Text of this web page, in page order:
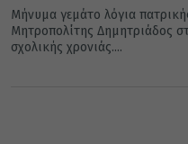
Μήνυμα γεμάτο λόγια
Μητροπολίτης Δημητριάδος
σχολικής χρονιάς....